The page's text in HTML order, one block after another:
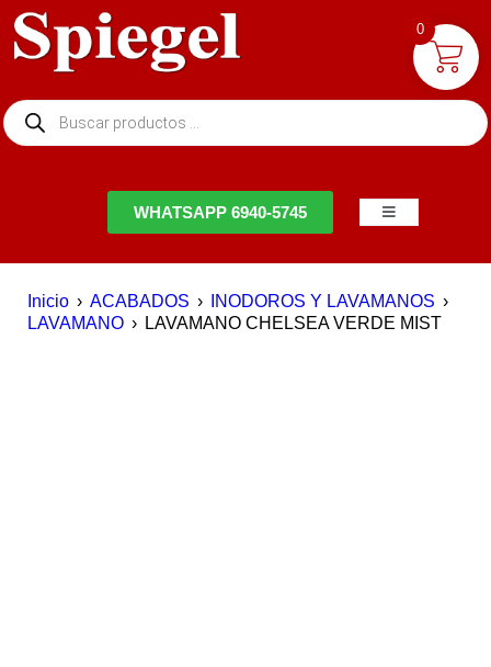
WHATSAPP 6940-5745
Inicio › ACABADOS › INODOROS Y LAVAMANOS ›
LAVAMANO › LAVAMANO CHELSEA VERDE MIST
0